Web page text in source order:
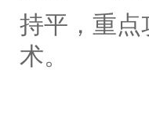
持平，重
术。